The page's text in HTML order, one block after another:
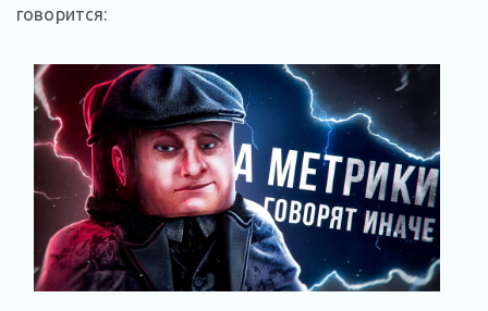
говорится: